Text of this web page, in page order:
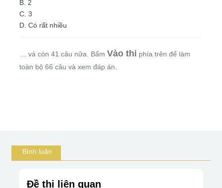
B. 2
C. 3
D. Có rất nhiều
… và còn 41 câu nữa. Bấm Vào thi phía trên để làm
toàn bộ 66 câu và xem đáp án.
Bình luận
Đề thi liên quan